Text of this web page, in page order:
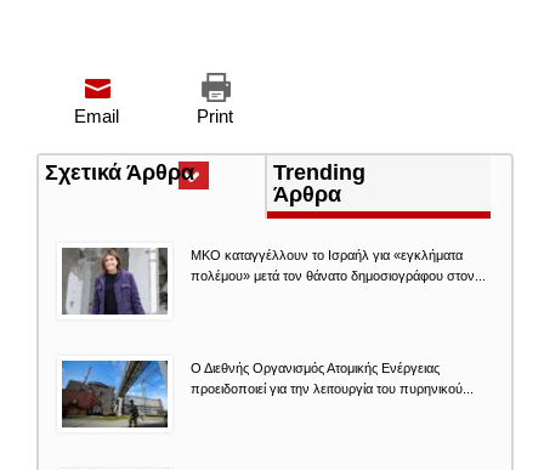
Print
Email
Σχετικά Άρθρα(ενεργή
καρτέλα)
Trending
Άρθρα
ΜΚΟ καταγγέλλουν το Ισραήλ για «εγκλήματα
πολέμου» μετά τον θάνατο δημοσιογράφου στον...
Ο Διεθνής Οργανισμός Ατομικής Ενέργειας
προειδοποιεί για την λειτουργία του πυρηνικού...